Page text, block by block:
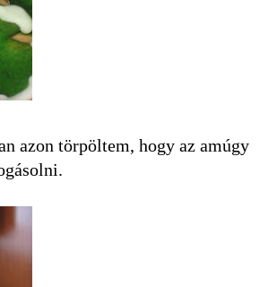
azon törpöltem, hogy az amúgy